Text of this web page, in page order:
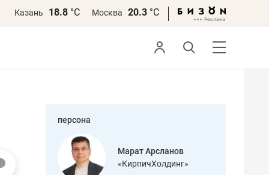
Казань 18.8 °С Москва 20.3 °С
персона
Марат Арсланов
«КирпичХолдинг»